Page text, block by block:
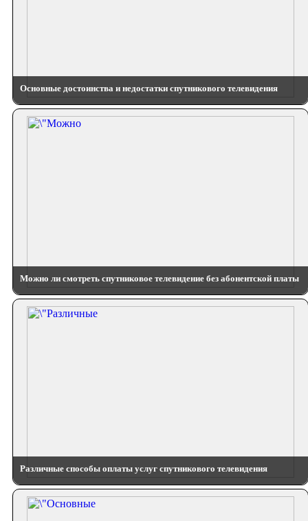
Основные достоинства и недостатки спутникового телевидения
Можно ли смотреть спутниковое телевидение без абонентской платы
Различные способы оплаты услуг спутникового телевидения